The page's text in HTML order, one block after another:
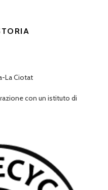
La Ciotat
con un istituto di